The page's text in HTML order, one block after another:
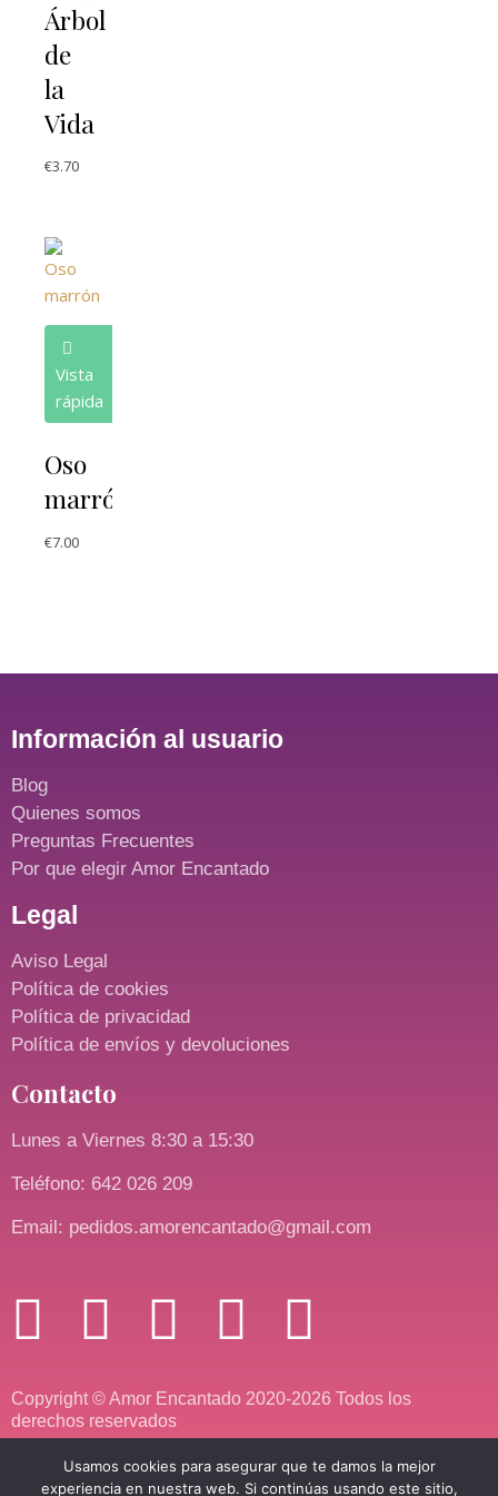
Árbol
de
la
Vida
€3.70
Vista
rápida
Oso
marrón
€7.00
Información al usuario
Blog
Quienes somos
Preguntas Frecuentes
Por que elegir Amor Encantado
Legal
Aviso Legal
Política de cookies
Política de privacidad
Política de envíos y devoluciones
Contacto
Lunes a Viernes 8:30 a 15:30
Teléfono: 642 026 209
Email: pedidos.amorencantado@gmail.com
Copyright © Amor Encantado 2020-2026 Todos los
derechos reservados
Usamos cookies para asegurar que te damos la mejor
experiencia en nuestra web. Si continúas usando este sitio,